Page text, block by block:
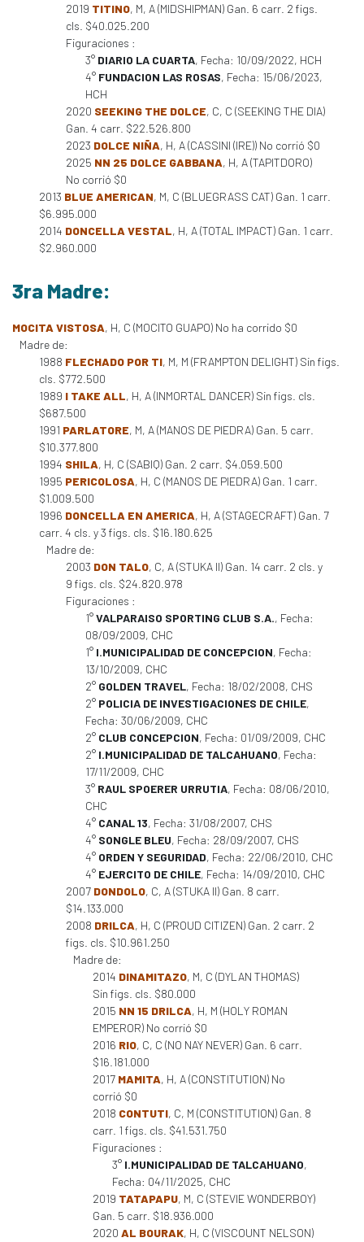
2019 TITINO, M, A (MIDSHIPMAN) Gan. 6 carr. 2 figs.
cls. $40.025.200
Figuraciones :
3° DIARIO LA CUARTA, Fecha: 10/09/2022, HCH
4° FUNDACION LAS ROSAS, Fecha: 15/06/2023,
HCH
2020 SEEKING THE DOLCE, C, C (SEEKING THE DIA)
Gan. 4 carr. $22.526.800
2023 DOLCE NIÑA, H, A (CASSINI (IRE)) No corrió $0
2025 NN 25 DOLCE GABBANA, H, A (TAPITDORO)
No corrió $0
2013 BLUE AMERICAN, M, C (BLUEGRASS CAT) Gan. 1 carr.
$6.995.000
2014 DONCELLA VESTAL, H, A (TOTAL IMPACT) Gan. 1 carr.
$2.960.000
3ra Madre:
MOCITA VISTOSA, H, C (MOCITO GUAPO) No ha corrido $0
Madre de:
1988 FLECHADO POR TI, M, M (FRAMPTON DELIGHT) Sin figs.
cls. $772.500
1989 I TAKE ALL, H, A (INMORTAL DANCER) Sin figs. cls.
$687.500
1991 PARLATORE, M, A (MANOS DE PIEDRA) Gan. 5 carr.
$10.377.800
1994 SHILA, H, C (SABIQ) Gan. 2 carr. $4.059.500
1995 PERICOLOSA, H, C (MANOS DE PIEDRA) Gan. 1 carr.
$1.009.500
1996 DONCELLA EN AMERICA, H, A (STAGECRAFT) Gan. 7
carr. 4 cls. y 3 figs. cls. $16.180.625
Madre de:
2003 DON TALO, C, A (STUKA II) Gan. 14 carr. 2 cls. y
9 figs. cls. $24.820.978
Figuraciones :
1°VALPARAISO SPORTING CLUB S.A., Fecha:
08/09/2009, CHC
1° I.MUNICIPALIDAD DE CONCEPCION, Fecha:
13/10/2009, CHC
2° GOLDEN TRAVEL, Fecha: 18/02/2008, CHS
2° POLICIA DE INVESTIGACIONES DE CHILE,
Fecha: 30/06/2009, CHC
2° CLUB CONCEPCION, Fecha: 01/09/2009, CHC
2° I.MUNICIPALIDAD DE TALCAHUANO, Fecha:
17/11/2009, CHC
3° RAUL SPOERER URRUTIA, Fecha: 08/06/2010,
CHC
4° CANAL 13, Fecha: 31/08/2007, CHS
4° SONGLE BLEU, Fecha: 28/09/2007, CHS
4° ORDEN Y SEGURIDAD, Fecha: 22/06/2010, CHC
4° EJERCITO DE CHILE, Fecha: 14/09/2010, CHC
2007 DONDOLO, C, A (STUKA II) Gan. 8 carr.
$14.133.000
2008 DRILCA, H, C (PROUD CITIZEN) Gan. 2 carr. 2
figs. cls. $10.961.250
Madre de:
2014 DINAMITAZO, M, C (DYLAN THOMAS)
Sin figs. cls. $80.000
2015 NN 15 DRILCA, H, M (HOLY ROMAN
EMPEROR) No corrió $0
2016 RIO, C, C (NO NAY NEVER) Gan. 6 carr.
$16.181.000
2017 MAMITA, H, A (CONSTITUTION) No
corrió $0
2018 CONTUTI, C, M (CONSTITUTION) Gan. 8
carr. 1 figs. cls. $41.531.750
Figuraciones :
3° I.MUNICIPALIDAD DE TALCAHUANO,
Fecha: 04/11/2025, CHC
2019 TATAPAPU, M, C (STEVIE WONDERBOY)
Gan. 5 carr. $18.936.000
2020 AL BOURAK, H, C (VISCOUNT NELSON)